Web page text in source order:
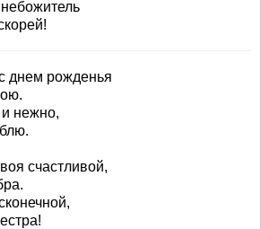
днем рожденья
и нежно,
счастливой,